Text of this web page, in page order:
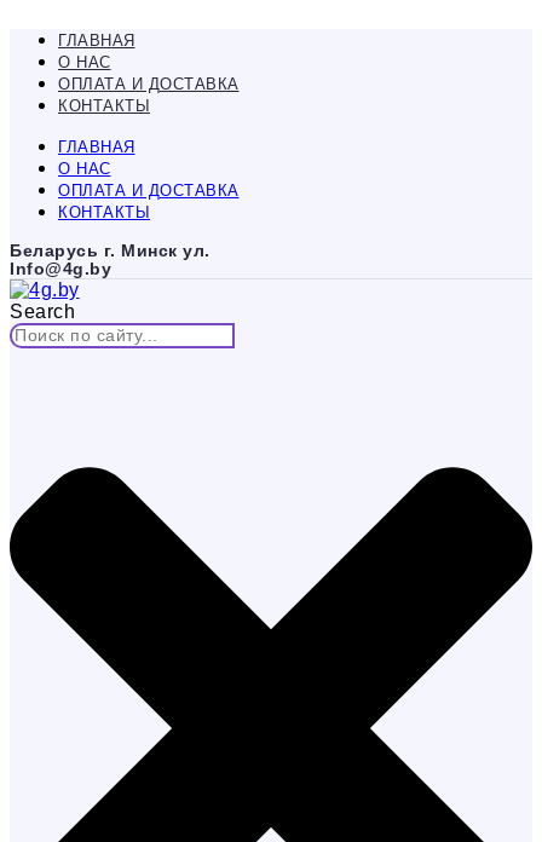
содержимому
ГЛАВНАЯ
О НАС
ОПЛАТА И ДОСТАВКА
КОНТАКТЫ
ГЛАВНАЯ
О НАС
ОПЛАТА И ДОСТАВКА
КОНТАКТЫ
Беларусь г. Минск ул.
Info@4g.by
Search